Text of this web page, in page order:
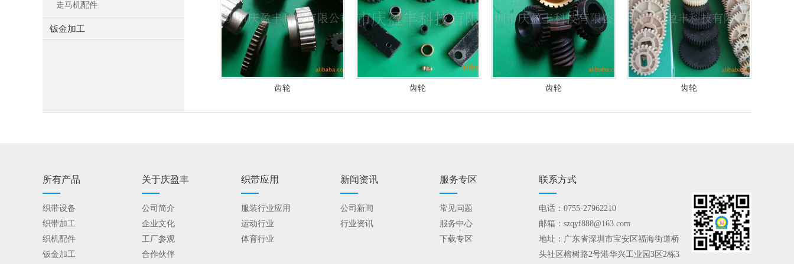
齿轮 齿轮 齿轮 齿轮
走马机配件
钣金加工
所有产品
织带设备
织带加工
织机配件
钣金加工
关于庆盈丰
公司简介
企业文化
工厂参观
合作伙伴
织带应用
服装行业应用
运动行业
体育行业
新闻资讯
公司新闻
行业资讯
服务专区
常见问题
服务中心
下载专区
联系方式
电话：0755-27962210
邮箱：szqyf888@163.com
地址：广东省深圳市宝安区福海街道桥
头社区榕树路2号港华兴工业园3区2栋3